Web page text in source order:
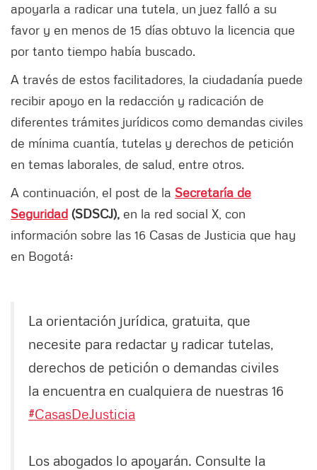
apoyarla a radicar una tutela, un juez falló a su
favor y en menos de 15 días obtuvo la licencia que
por tanto tiempo había buscado.
A través de estos facilitadores, la ciudadanía puede
recibir apoyo en la redacción y radicación de
diferentes trámites jurídicos como demandas civiles
de mínima cuantía, tutelas y derechos de petición
en temas laborales, de salud, entre otros.
A continuación, el post de la Secretaría de
Seguridad (SDSCJ), en la red social X, con
información sobre las 16 Casas de Justicia que hay
en Bogotá:
La orientación jurídica, gratuita, que
necesite para redactar y radicar tutelas,
derechos de petición o demandas civiles
la encuentra en cualquiera de nuestras 16
#CasasDeJusticia
Los abogados lo apoyarán. Consulte la